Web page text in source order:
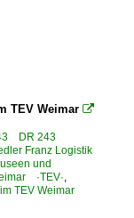
TEV Weimar 
DR 243
Franz Logistik
und
·TEV·,
TEV Weimar